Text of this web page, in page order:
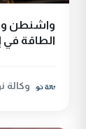
واشنطن
الطاقة في
وكالة